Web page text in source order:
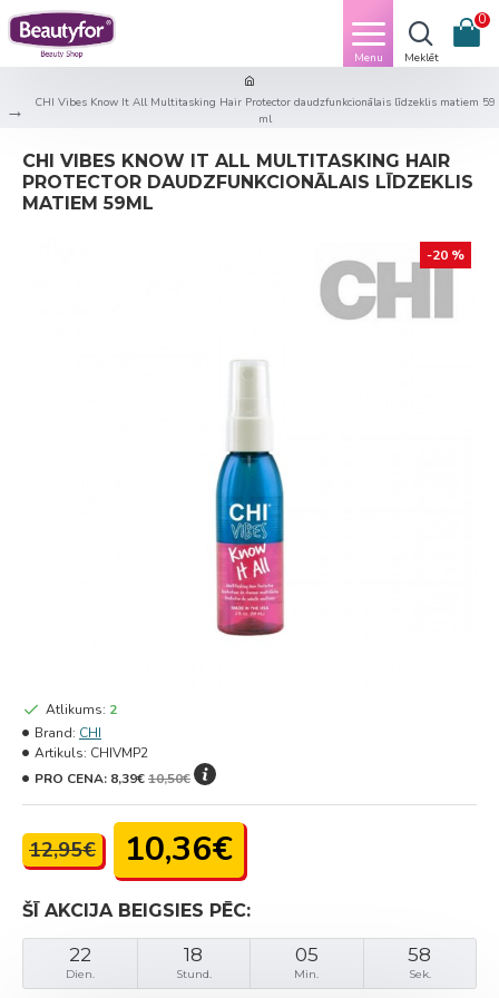
0
CHI Vibes Know It All Multitasking Hair Protector daudzfunkcionālais līdzeklis matiem 59
ml
CHI VIBES KNOW IT ALL MULTITASKING HAIR
PROTECTOR DAUDZFUNKCIONĀLAIS LĪDZEKLIS
MATIEM 59ML
-20 %
ŠĪ AKCIJA BEIGSIES PĒC:
22
Dien.
18
Stund.
05
Min.
58
Sek.
12,95€ 10,36€
Atlikums: 2
Brand: CHI
Artikuls: CHIVMP2
PRO CENA: 8,39€10,50€